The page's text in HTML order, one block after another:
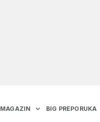
MAGAZIN BIG PREPORUKA